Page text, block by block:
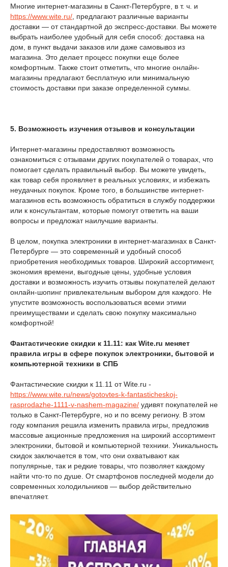
Многие интернет-магазины в Санкт-Петербурге, в т. ч. и
https://www.wite.ru/ , предлагают различные варианты
доставки — от стандартной до экспресс-доставки. Вы можете
выбрать наиболее удобный для себя способ: доставка на
дом, в пункт выдачи заказов или даже самовывоз из
магазина. Это делает процесс покупки еще более
комфортным. Также стоит отметить, что многие онлайн-
магазины предлагают бесплатную или минимальную
стоимость доставки при заказе определенной суммы.
5. Возможность изучения отзывов и консультации
Интернет-магазины предоставляют возможность
ознакомиться с отзывами других покупателей о товарах, что
помогает сделать правильный выбор. Вы можете увидеть,
как товар себя проявляет в реальных условиях, и избежать
неудачных покупок. Кроме того, в большинстве интернет-
магазинов есть возможность обратиться в службу поддержки
или к консультантам, которые помогут ответить на ваши
вопросы и предложат наилучшие варианты.
В целом, покупка электроники в интернет-магазинах в Санкт-
Петербурге — это современный и удобный способ
приобретения необходимых товаров. Широкий ассортимент,
экономия времени, выгодные цены, удобные условия
доставки и возможность изучить отзывы покупателей делают
онлайн-шопинг привлекательным выбором для каждого. Не
упустите возможность воспользоваться всеми этими
преимуществами и сделать свою покупку максимально
комфортной!
Фантастические скидки к 11.11: как Wite.ru меняет
правила игры в сфере покупок электроники, бытовой и
компьютерной техники в СПБ
Фантастические скидки к 11.11 от Wite.ru -
https://www.wite.ru/news/gotovtes-k-fantasticheskoj-
rasprodazhe-1111-v-nashem-magazine/ удивят покупателей не
только в Санкт-Петербурге, но и по всему региону. В этом
году компания решила изменить правила игры, предложив
массовые акционные предложения на широкий ассортимент
электроники, бытовой и компьютерной техники. Уникальность
скидок заключается в том, что они охватывают как
популярные, так и редкие товары, что позволяет каждому
найти что-то по душе. От смартфонов последней модели до
современных холодильников — выбор действительно
впечатляет.